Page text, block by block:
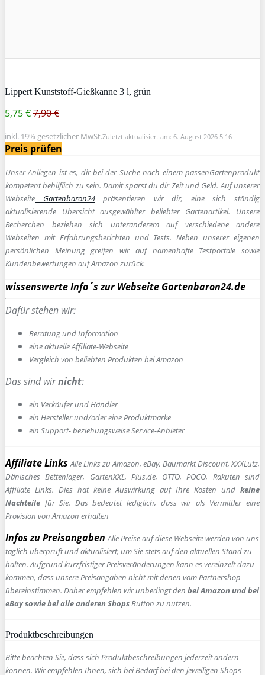
Lippert Kunststoff-Gießkanne 3 l, grün
5,75 €7,90 €
inkl. 19% gesetzlicher MwSt.Zuletzt aktualisiert am: 6. August 2026 5:16
Preis prüfen
Unser Anliegen ist es, dir bei der Suche nach einem passenGartenprodukt
kompetent behilflich zu sein.Damit sparst du dir Zeit und Geld. Auf unserer
Webseite Gartenbaron24präsentieren wir dir, eine sich ständig
aktualisierende Übersicht ausgewählter beliebter Gartenartikel. Unsere
Recherchen beziehen sich unteranderem auf verschiedene andere
Webseiten mit Erfahrungsberichten und Tests. Neben unserer eigenen
persönlichen Meinung greifen wir auf namenhafte Testportale sowie
Kundenbewertungen auf Amazon zurück.
wissenswerte Info´s zur Webseite Gartenbaron24.de
Dafür stehen wir:
Beratung und Information
eine aktuelle Affiliate-Webseite
Vergleich von beliebten Produkten bei Amazon
Das sind wirnicht:
ein Verkäufer und Händler
ein Hersteller und/oder eine Produktmarke
ein Support- beziehungsweise Service-Anbieter
Affiliate Links Alle Links zu Amazon, eBay, Baumarkt Discount, XXXLutz,
Dänisches Bettenlager, GartenXXL, Plus.de, OTTO, POCO, Rakuten sind
Affiliate Links. Dies hat keine Auswirkung auf Ihre Kosten und keine
Nachteile für Sie. Das bedeutet lediglich, dass wir als Vermittler eine
Provision von Amazon erhalten
Infos zu Preisangaben Alle Preise auf diese Webseite werden von uns
täglich überprüft und aktualisiert, um Sie stets auf den aktuellen Stand zu
halten. Aufgrund kurzfristiger Preisveränderungen kann es vereinzelt dazu
kommen, dass unsere Preisangaben nicht mit denen vom Partnershop
übereinstimmen. Daher empfehlen wir unbedingt den bei Amazon und bei
eBay sowie bei alle anderen ShopsButton zu nutzen.
Produktbeschreibungen
Bitte beachten Sie, dass sich Produktbeschreibungen jederzeit ändern
können. Wir empfehlen Ihnen, sich bei Bedarf bei den jeweiligen Shops